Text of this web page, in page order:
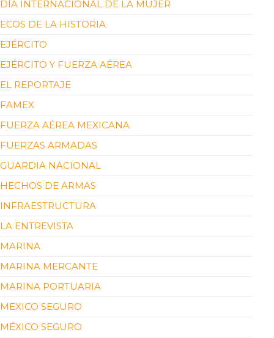
DÍA INTERNACIONAL DE LA MUJER
ECOS DE LA HISTORIA
EJÉRCITO
EJÉRCITO Y FUERZA AÉREA
EL REPORTAJE
FAMEX
FUERZA AÉREA MEXICANA
FUERZAS ARMADAS
GUARDIA NACIONAL
HECHOS DE ARMAS
INFRAESTRUCTURA
LA ENTREVISTA
MARINA
MARINA MERCANTE
MARINA PORTUARIA
MEXICO SEGURO
MÉXICO SEGURO